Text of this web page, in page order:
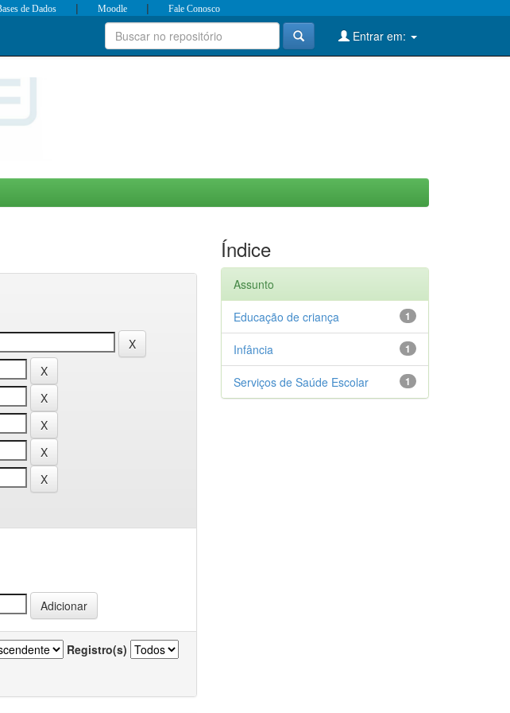
de Dados | Moodle | Fale Conosco
Entrar em:
Registro(s)
Índice
Assunto
1
Educação de criança
1
Infância
1
Serviços de Saúde Escolar